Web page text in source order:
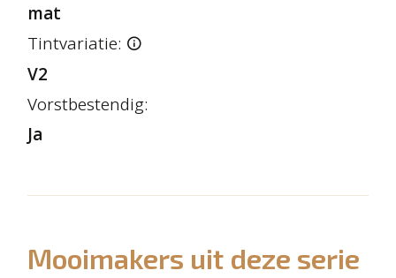
mat
Tintvariatie:
V2
Vorstbestendig:
Ja
Mooimakers uit deze serie